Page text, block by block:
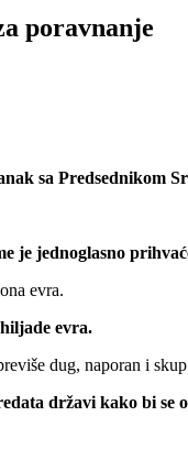
poravnanje
sa Predsednikom
je jednoglasno
evra.
evra.
dug, naporan i
državi kako bi se